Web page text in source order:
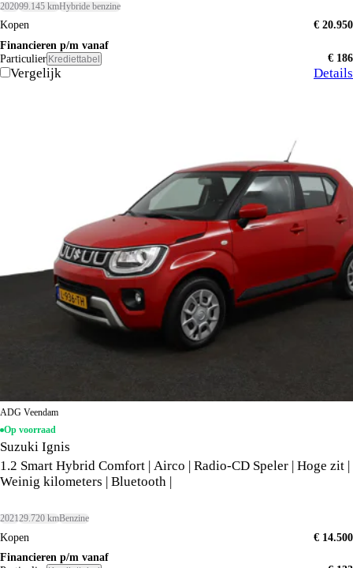
202099.145 kmHybride benzine
Kopen
€ 20.950
Financieren p/m vanaf
Particulier Krediettabel € 186
Vergelijk Details
ADG Veendam
Op voorraad
Suzuki Ignis
1.2 Smart Hybrid Comfort | Airco | Radio-CD Speler | Hoge zit |
Weinig kilometers | Bluetooth |
202129.720 kmBenzine
Kopen
€ 14.500
Financieren p/m vanaf